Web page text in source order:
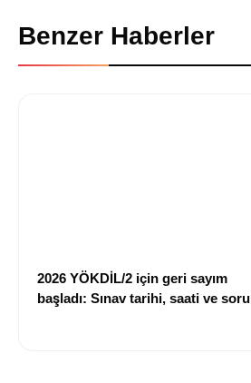
Benzer Haberler
2026 YÖKDİL/2 için geri sayım
başladı: Sınav tarihi, saati ve soru